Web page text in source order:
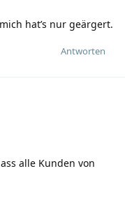
hat’s nur geärgert.
Antworten
alle Kunden von